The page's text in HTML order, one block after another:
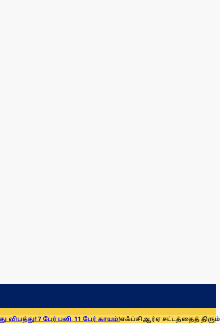
பலி, 11 பேர் காயம்! எஃப்சிஆர்ஏ சட்டத்தைத் திரும்பப்